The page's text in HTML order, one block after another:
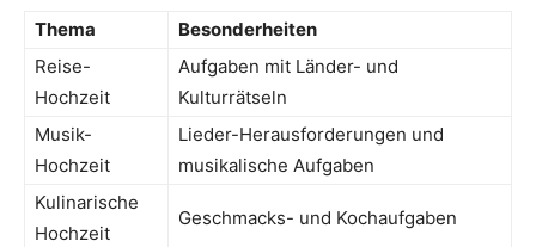
Thema
Besonderheiten
Reise-
Hochzeit
Aufgaben mit Länder- und
Kulturrätseln
Musik-
Hochzeit
Lieder-Herausforderungen und
musikalische Aufgaben
Kulinarische
Hochzeit
Geschmacks- und Kochaufgaben